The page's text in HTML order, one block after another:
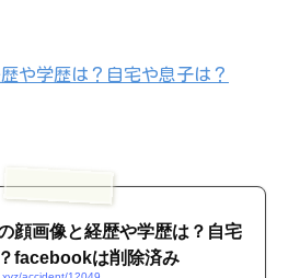
や学歴は？自宅や息子は？
顔画像と経歴や学歴は？自宅
facebookは削除済み